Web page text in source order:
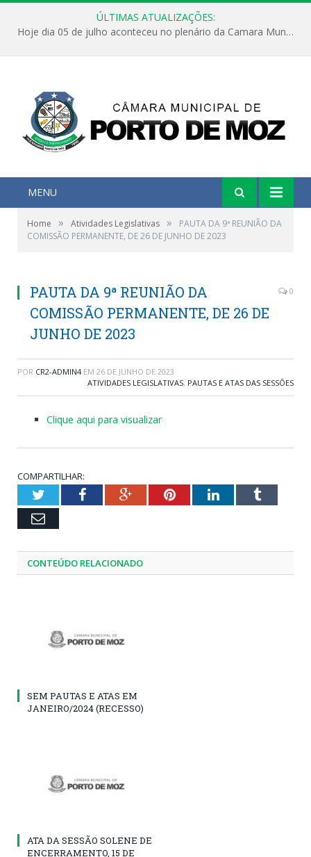
ÚLTIMAS ATUALIZAÇÕES:
Hoje dia 05 de julho aconteceu no plenário da Camara Municipal de Porto de Moz a Sessão Solene de Abertura dos Trabalhos Legislativos 2º Período da 23ª Legislatura
MENU
Home » Atividades Legislativas »
PAUTA DA 9ª REUNIÃO DA
COMISSÃO PERMANENTE, DE 26 DE JUNHO DE 2023
PAUTA DA 9ª REUNIÃO DA
COMISSÃO PERMANENTE, DE 26 DE
JUNHO DE 2023
0
POR CR2-ADMIN4 EM 26 DE JUNHO DE 2023
ATIVIDADES LEGISLATIVAS, PAUTAS E ATAS DAS SESSÕES
Clique aqui para visualizar
COMPARTILHAR:
TwitterFacebookGoogle+PinterestLinkedInTumblr
Email
CONTEÚDO RELACIONADO
SEM PAUTAS E ATAS EM
JANEIRO/2024 (RECESSO)
ATA DA SESSÃO SOLENE DE
ENCERRAMENTO, 15 DE